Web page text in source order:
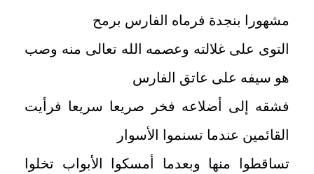
مشهورا بنجدة فرماه الفارس برمح
التوى على غلالته وعصمه الله تعالى منه وصب
هو سيفه على عاتق الفارس
فشقه إلى أضلاعه فخر صريعا سريعا فرأيت
القائمين عندما تسنموا الأسوار
تساقطوا منها وبعدما أمسكوا الأبواب تخلوا